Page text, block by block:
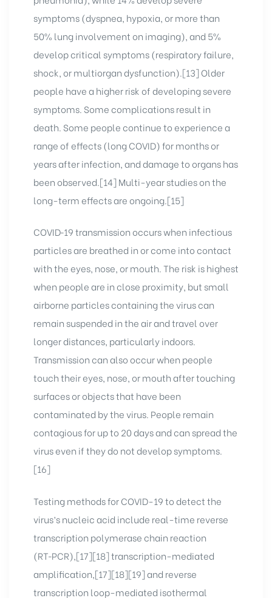
symptoms (dyspnea, hypoxia, or more than
50% lung involvement on imaging), and 5%
develop critical symptoms (respiratory failure,
shock, or multiorgan dysfunction).[13] Older
people have a higher risk of developing severe
symptoms. Some complications result in
death. Some people continue to experience a
range of effects (long COVID) for months or
years after infection, and damage to organs has
been observed.[14] Multi-year studies on the
long-term effects are ongoing.[15]
COVID‑19 transmission occurs when infectious
particles are breathed in or come into contact
with the eyes, nose, or mouth. The risk is highest
when people are in close proximity, but small
airborne particles containing the virus can
remain suspended in the air and travel over
longer distances, particularly indoors.
Transmission can also occur when people
touch their eyes, nose, or mouth after touching
surfaces or objects that have been
contaminated by the virus. People remain
contagious for up to 20 days and can spread the
virus even if they do not develop symptoms.
[16]
Testing methods for COVID-19 to detect the
virus’s nucleic acid include real-time reverse
transcription polymerase chain reaction
(RT‑PCR),[17][18] transcription-mediated
amplification,[17][18][19] and reverse
transcription loop-mediated isothermal